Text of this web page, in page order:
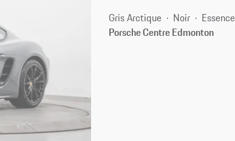
Gris Arctique Noir Essence
Porsche Centre Edmonton